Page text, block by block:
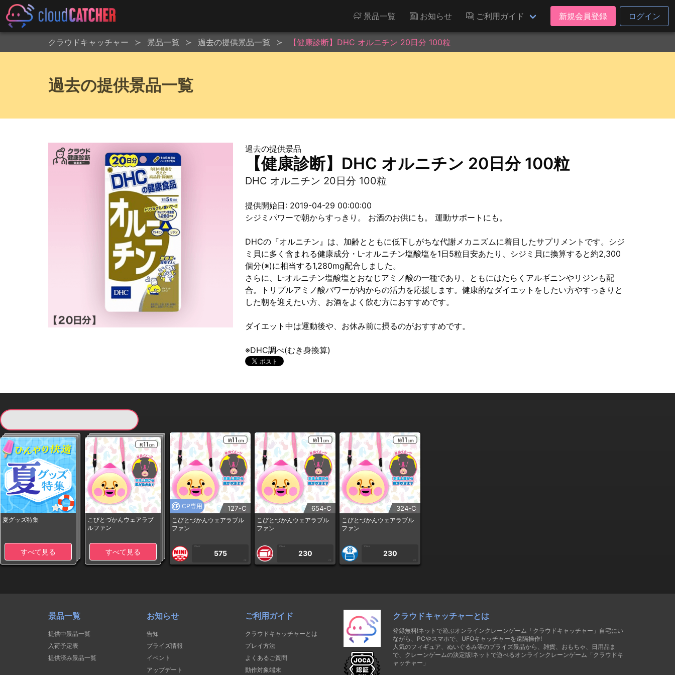
景品一覧 お知らせ ご利用ガイド 新規会員登録 ログイン
クラウドキャッチャー 景品一覧 過去の提供景品一覧 【健康診断】DHC オルニチン 20日分 100粒
過去の提供景品一覧
過去の提供景品
【健康診断】DHC オルニチン 20日分 100粒
DHC オルニチン 20日分 100粒
提供開始日: 2019-04-29 00:00:00
シジミパワーで朝からすっきり。 お酒のお供にも。 運動サポートにも。
DHCの『オルニチン』は、加齢とともに低下しがちな代謝メカニズムに着目したサプリメントです。シジ
ミ貝に多く含まれる健康成分・L-オルニチン塩酸塩を1日5粒目安あたり、シジミ貝に換算すると約2,300
個分(※)に相当する1,280mg配合しました。
さらに、L-オルニチン塩酸塩とおなじアミノ酸の一種であり、ともにはたらくアルギニンやリジンも配
合。トリプルアミノ酸パワーが内からの活力を応援します。健康的なダイエットをしたい方やすっきりと
した朝を迎えたい方、お酒をよく飲む方におすすめです。
ダイエット中は運動後や、お休み前に摂るのがおすすめです。
※DHC調べ(むき身換算)
夏グッズ特集
すべて見る
こびとづかんウェアラブ
ルファン
すべて見る
CP専用 127-C
こびとづかんウェアラブル
ファン
1PLAY
575
CP
654-C
こびとづかんウェアラブル
ファン
1PLAY
230
CP
324-C
こびとづかんウェアラブル
ファン
1PLAY
230
CP
景品一覧
提供中景品一覧
入荷予定表
提供済み景品一覧
お知らせ
告知
プライズ情報
イベント
アップデート
ご利用ガイド
クラウドキャッチャーとは
プレイ方法
よくあるご質問
動作対象端末
クラウドキャッチャーとは
登録無料!ネットで遊ぶオンラインクレーンゲーム「クラウドキャッチャー」自宅にい
ながら、PCやスマホで、UFOキャッチャーを遠隔操作!
人気のフィギュア、ぬいぐるみ等のプライズ景品から、雑貨、おもちゃ、日用品ま
で、クレーンゲームの決定版!ネットで遊べるオンラインクレーンゲーム「クラウドキ
ャッチャー」